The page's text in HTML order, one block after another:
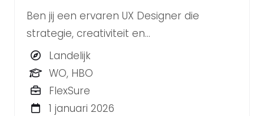
Ben jij een ervaren UX Designer die
strategie, creativiteit en
gebruiksvriendelijkheid moeiteloos
combineert?
Landelijk
WO, HBO
FlexSure
1 januari 2026